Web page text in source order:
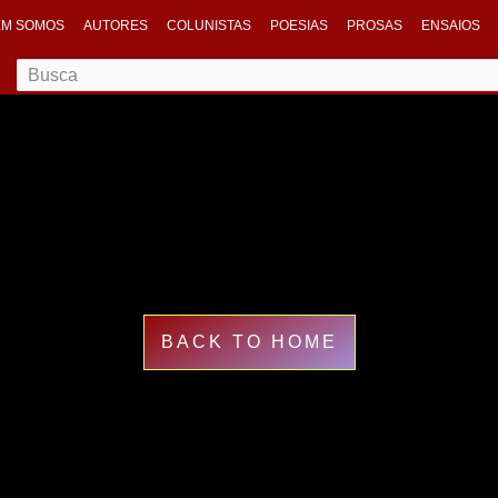
SOMOS AUTORES COLUNISTAS POESIAS PROSAS ENSAIOS
BACK TO HOME